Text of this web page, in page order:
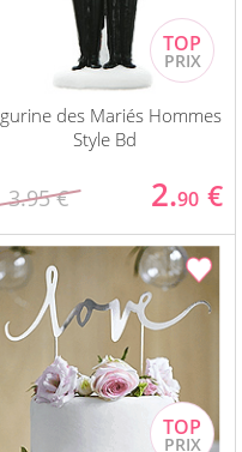
des Mariés Hommes
Style Bd
3.95 € 2.90 €